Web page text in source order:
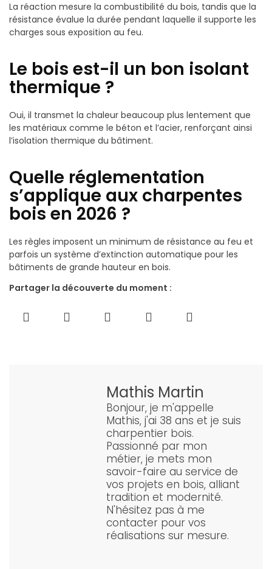
La réaction mesure la combustibilité du bois, tandis que la
résistance évalue la durée pendant laquelle il supporte les
charges sous exposition au feu.
Le bois est-il un bon isolant
thermique ?
Oui, il transmet la chaleur beaucoup plus lentement que
les matériaux comme le béton et l’acier, renforçant ainsi
l’isolation thermique du bâtiment.
Quelle réglementation
s’applique aux charpentes
bois en 2026 ?
Les règles imposent un minimum de résistance au feu et
parfois un système d’extinction automatique pour les
bâtiments de grande hauteur en bois.
Partager la découverte du moment :
Mathis Martin
Bonjour, je m'appelle
Mathis, j'ai 38 ans et je suis
charpentier bois.
Passionné par mon
métier, je mets mon
savoir-faire au service de
vos projets en bois, alliant
tradition et modernité.
N'hésitez pas à me
contacter pour vos
réalisations sur mesure.